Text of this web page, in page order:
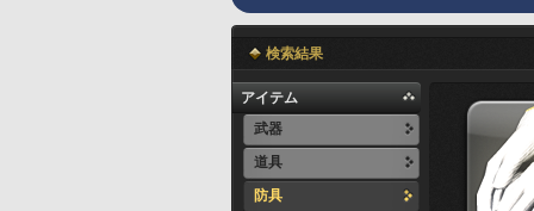
検索結果
アイテム
武器
道具
防具